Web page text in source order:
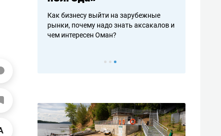
Как бизнесу выйти на зарубежные
рынки, почему надо знать аксакалов и
чем интересен Оман?